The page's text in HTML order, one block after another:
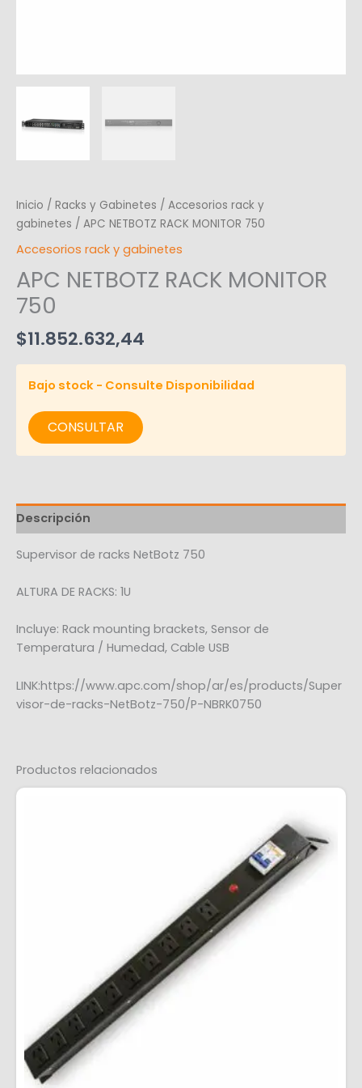
Inicio / Racks y Gabinetes / Accesorios rack y
gabinetes / APC NETBOTZ RACK MONITOR 750
Accesorios rack y gabinetes
APC NETBOTZ RACK MONITOR
750
$11.852.632,44
Bajo stock - Consulte Disponibilidad
CONSULTAR
Descripción
Supervisor de racks NetBotz 750
ALTURA DE RACKS: 1U
Incluye: Rack mounting brackets, Sensor de
Temperatura / Humedad, Cable USB
LINK:https://www.apc.com/shop/ar/es/products/Super
visor-de-racks-NetBotz-750/P-NBRK0750
Productos relacionados